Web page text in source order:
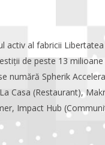
activ al fabricii
de peste 13
numără Spherik
Casa (Restaurant),
Impact Hub